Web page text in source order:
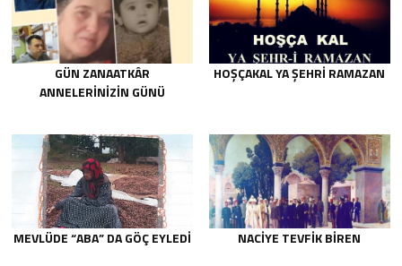
GÜN ZANAATKÂR
ANNELERİNİZİN GÜNÜ
HOŞÇAKAL YA ŞEHRİ RAMAZAN
MEVLÜDE “ABA” DA GÖÇ EYLEDI NACIYE TEVFIK BIREN